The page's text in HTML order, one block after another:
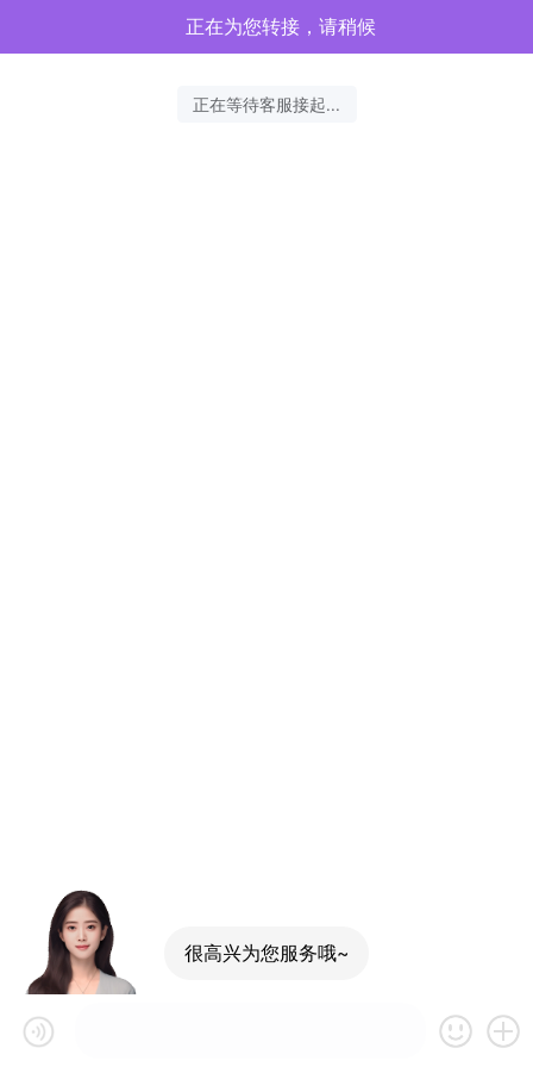
正在为您转接，请稍候
正在等待客服接起...
很高兴为您服务哦~